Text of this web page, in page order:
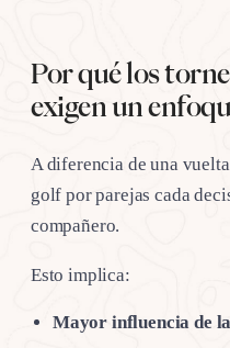
Por qué los
exigen un
A diferencia de una
golf por parejas cada
compañero.
Esto implica:
Mayor influencia de